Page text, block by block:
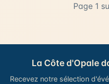
Page 1
La Côte d'Opale
Recevez notre sélection